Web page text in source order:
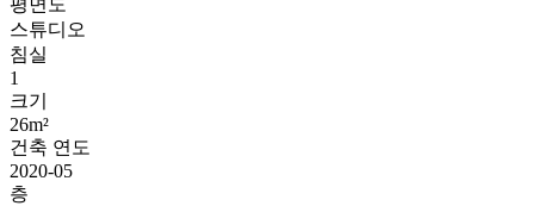
평면도
스튜디오
침실
1
크기
26m²
건축 연도
2020-05
층